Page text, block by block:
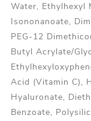
Water, Ethylhexyl
Isononanoate,
PEG-12
Butyl Acrylate/
Acid (Vitamin C),
Hyaluronate,
Benzoate,